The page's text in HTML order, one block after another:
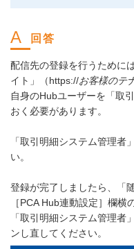
配信先の登録を行うために
イト」（https://お客様のテ
自身のHubユーザーを「取
おく必要があります。
「取引明細システム管理者
い。
登録が完了しましたら、「
［PCA Hub連動設定］欄横
「取引明細システム管理者
ンし直してください。